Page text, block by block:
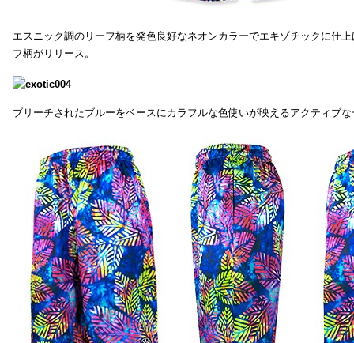
エスニック調のリーフ柄を発色良好なネオンカラーでエキゾチックに仕
フ柄がリリース。
ブリーチされたブルーをベースにカラフルな色使いが映えるアクティブ